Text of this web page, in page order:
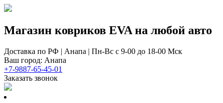
Магазин ковриков EVA ​на любой авто
Доставка по РФ | Анапа | Пн-Вс с 9-00 до 18-00 Мск
Ваш город: Анапа
+7-9887-65-45-01
Заказать звонок